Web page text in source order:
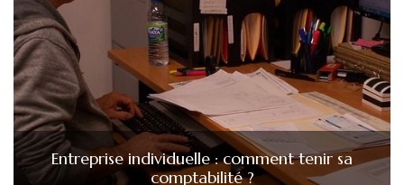
Entreprise individuelle : comment tenir sa
comptabilité ?